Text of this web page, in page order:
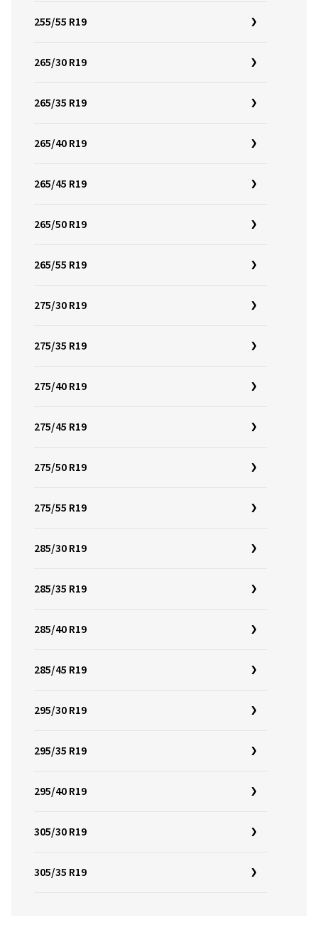
255/55 R19
265/30 R19
265/35 R19
265/40 R19
265/45 R19
265/50 R19
265/55 R19
275/30 R19
275/35 R19
275/40 R19
275/45 R19
275/50 R19
275/55 R19
285/30 R19
285/35 R19
285/40 R19
285/45 R19
295/30 R19
295/35 R19
295/40 R19
305/30 R19
305/35 R19